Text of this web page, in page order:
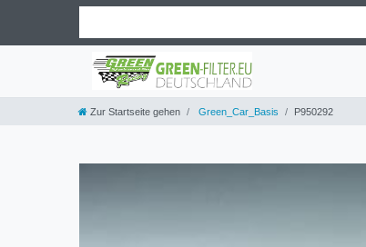
Zur Startseite gehen Green_Car_Basis P950292